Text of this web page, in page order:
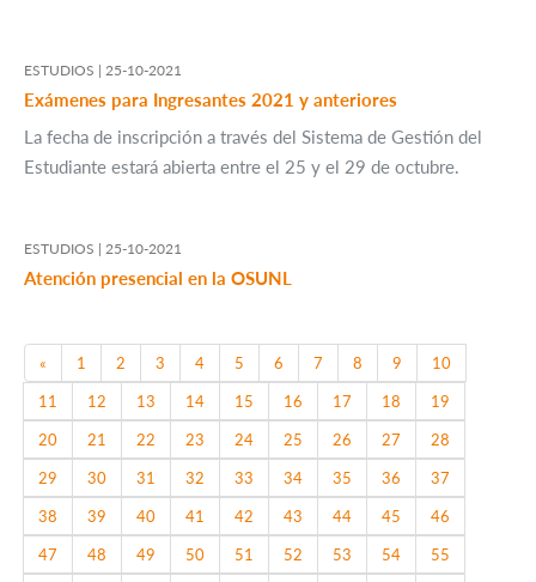
ESTUDIOS | 25-10-2021
Exámenes para Ingresantes 2021 y anteriores
La fecha de inscripción a través del Sistema de Gestión del
Estudiante estará abierta entre el 25 y el 29 de octubre.
ESTUDIOS | 25-10-2021
Atención presencial en la OSUNL
« Previous
1 2 3 4 5 6 7 8 9
10
11
12 13 14 15 16 17 18
19
20
21 22 23 24 25 26 27
28
29
30 31 32 33 34 35 36
37
38
39 40 41 42 43 44 45
46
47
48 49 50 51 52 53 54
55